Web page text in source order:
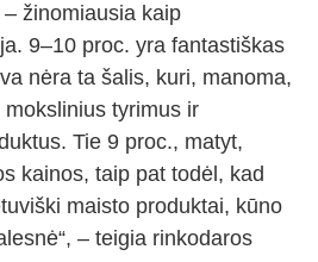
žinomiausia kaip
9–10 proc. yra fantastiškas
nėra ta šalis, kuri, manoma,
tyrimus ir
Tie 9 proc., matyt,
kainos, taip pat todėl, kad
maisto produktai, kūno
– teigia rinkodaros